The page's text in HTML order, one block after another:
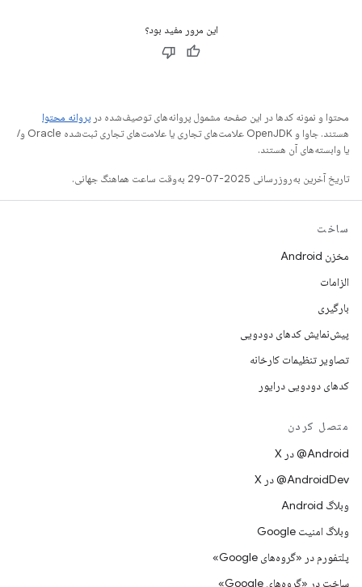
این مرور مفید بود؟
محتوا و نمونه کدها در این صفحه مشمول پروانه‌های توصیف‌شده در پروانه محتوا
هستند. جاوا و OpenJDK علامت‌های تجاری یا علامت‌های تجاری ثبت‌شده Oracle و/
یا وابسته‌های آن هستند.
تاریخ آخرین به‌روزرسانی 2025-07-29 به‌وقت ساعت هماهنگ جهانی.
ساخت
مخزن Android
الزامات
بارگیری
پیش‌نمایش کدهای دودویی
تصاویر تنظیمات کارخانه
کدهای دودویی درایور
متصل کردن
‫‎@Android در X
‫‎@AndroidDev در X
وبلاگ Android
وبلاگ امنیت Google
پلتفورم در «گروه‌های Google»
ساخت در «گروه‌های Google»